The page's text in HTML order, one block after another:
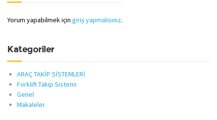
Yorum yapabilmek için giriş yapmalısınız.
Kategoriler
ARAÇ TAKİP SİSTEMLERİ
Forklift Takip Sistemi
Genel
Makaleler